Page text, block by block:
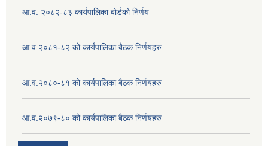
आ.व. २०८२-८३ कार्यपालिका बोर्डको निर्णय
आ.व.२०८१-८२ को कार्यपालिका बैठक निर्णयहरु
आ.व.२०८०-८१ को कार्यपालिका बैठक निर्णयहरु
आ.व.२०७९-८० को कार्यपालिका बैठक निर्णयहरु